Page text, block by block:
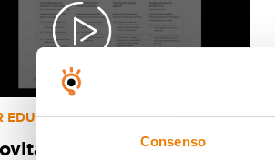
Consenso
EDUCATION
di Google per la